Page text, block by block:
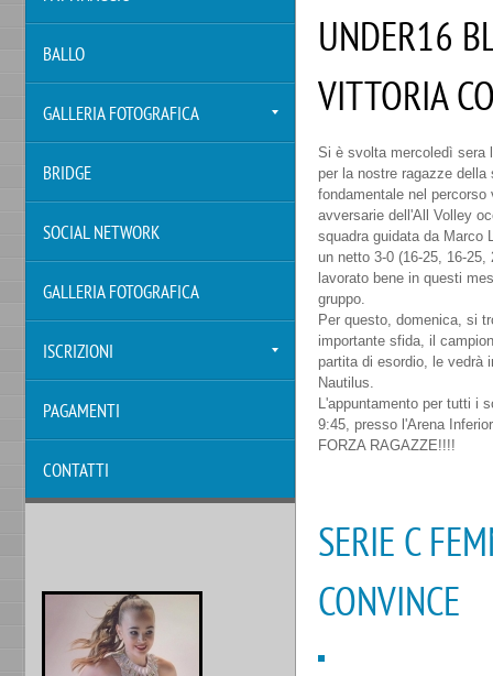
UNDER16
VITTORIA
Si è svolta mercoledì sera
per la nostre ragazze
fondamentale nel
avversarie dell'All Volley
squadra guidata da Marco
un netto 3-0 (16-25, 16-
lavorato bene in questi
gruppo.
Per questo, domenica, si
importante sfida, il
partita di esordio, le vedrà
Nautilus.
L'appuntamento per tutti i
9:45, presso l'Arena
FORZA RAGAZZE!!!!
SERIE C
CONVINCE
BALLO
GALLERIA FOTOGRAFICA
BRIDGE
SOCIAL NETWORK
GALLERIA FOTOGRAFICA
ISCRIZIONI
PAGAMENTI
CONTATTI